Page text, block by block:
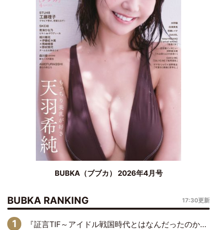
BUBKA（ブブカ） 2026年4月号
BUBKA RANKING 17:30更新
『証言TIF～アイドル戦国時代とはなんだったのか～』第6回：でんぱ組.inc・古川未鈴×相沢梨紗「『ハロプロやりたかったな』って言ったら、夢眠ねむさんに『てめえはでんぱ組．incなんだよ！』って肩パンされて(笑)」